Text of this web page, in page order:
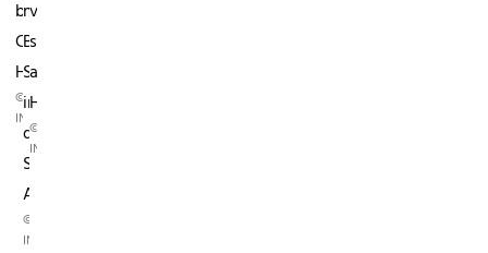
bei
Chris
Hemsworth.
©
INSTAGRAM
mit
Baby
Sophia
in
den
Schweizer
Alpen.
©
INSTAGRAM
versucht
sich
am
Herd.
©
INSTAGRAM